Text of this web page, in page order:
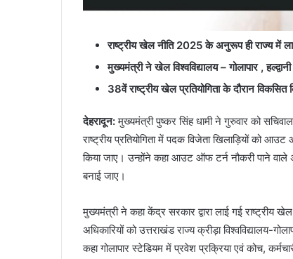
राष्ट्रीय खेल नीति 2025 के अनुरूप ही राज्य में
मुख्यमंत्री ने खेल विश्वविद्यालय – गोलापार ,
38वें राष्ट्रीय खेल प्रतियोगिता के दौरान
देहरादून:मुख्यमंत्री पुष्कर सिंह धामी ने गुरुवार को
राष्ट्रीय प्रतियोगिता में पदक विजेता खिलाड़ियों को
किया जाए। उन्होंने कहा आउट ऑफ टर्न नौकरी पाने वाले
बनाई जाए।
मुख्यमंत्री ने कहा केंद्र सरकार द्वारा लाई गई
अधिकारियों को उत्तराखंड राज्य क्रीड़ा विश्वविद्यालय-
कहा गोलापार स्टेडियम में प्रवेश प्रक्रिया एवं कोच,